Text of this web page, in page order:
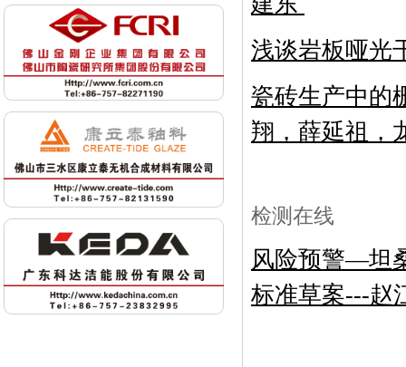
浅谈岩板哑光
瓷砖生产中的
翔，薛延祖，
检测在线
风险预警—坦
标准草案---赵